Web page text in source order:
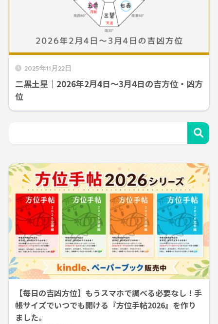
2025年11月22日
二黒土星｜2026年2月4日～3月4日の吉方位・凶方
位
【毎日の吉凶方位】もうスマホで調べる必要なし！手
帳サイズでいつでも開ける『方位手帖2026』を作り
ました。